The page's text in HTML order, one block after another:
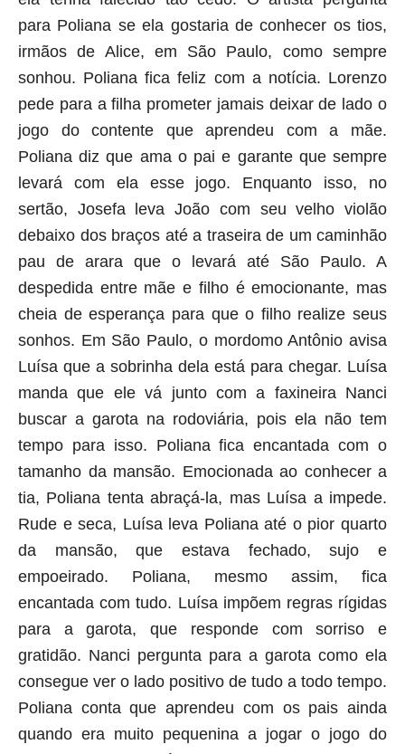
para Poliana se ela gostaria de conhecer os tios,
irmãos de Alice, em São Paulo, como sempre
sonhou. Poliana fica feliz com a notícia. Lorenzo
pede para a filha prometer jamais deixar de lado o
jogo do contente que aprendeu com a mãe.
Poliana diz que ama o pai e garante que sempre
levará com ela esse jogo. Enquanto isso, no
sertão, Josefa leva João com seu velho violão
debaixo dos braços até a traseira de um caminhão
pau de arara que o levará até São Paulo. A
despedida entre mãe e filho é emocionante, mas
cheia de esperança para que o filho realize seus
sonhos. Em São Paulo, o mordomo Antônio avisa
Luísa que a sobrinha dela está para chegar. Luísa
manda que ele vá junto com a faxineira Nanci
buscar a garota na rodoviária, pois ela não tem
tempo para isso. Poliana fica encantada com o
tamanho da mansão. Emocionada ao conhecer a
tia, Poliana tenta abraçá-la, mas Luísa a impede.
Rude e seca, Luísa leva Poliana até o pior quarto
da mansão, que estava fechado, sujo e
empoeirado. Poliana, mesmo assim, fica
encantada com tudo. Luísa impõem regras rígidas
para a garota, que responde com sorriso e
gratidão. Nanci pergunta para a garota como ela
consegue ver o lado positivo de tudo a todo tempo.
Poliana conta que aprendeu com os pais ainda
quando era muito pequenina a jogar o jogo do